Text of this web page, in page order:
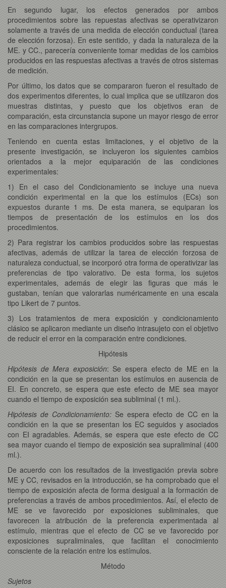
En segundo lugar, los efectos generados por ambos
procedimientos sobre las repuestas afectivas se operativizaron
solamente a través de una medida de elección conductual (tarea
de elección forzosa). En este sentido, y dada la naturaleza de la
ME. y CC., parecería conveniente tomar medidas de los cambios
producidos en las respuestas afectivas a través de otros sistemas
de medición.
Por último, los datos que se compararon fueron el resultado de
dos experimentos diferentes, lo cual implica que se utilizaron dos
muestras distintas, y puesto que los objetivos eran de
comparación, esta circunstancia supone un mayor riesgo de error
en las comparaciones intergrupos.
Teniendo en cuenta estas limitaciones, y el objetivo de la
presente investigación, se incluyeron los siguientes cambios
orientados a la mejor equiparación de las condiciones
experimentales:
1) En el caso del Condicionamiento se incluye una nueva
condición experimental en la que los estímulos (ECs) son
expuestos durante 1 ms. De esta manera, se equiparan los
tiempos de presentación de los estímulos en los dos
procedimientos.
2) Para registrar los cambios producidos sobre las respuestas
afectivas, además de utilizar la tarea de elección forzosa de
naturaleza conductual, se incorporó otra forma de operativizar las
preferencias de tipo valorativo. De esta forma, los sujetos
experimentales, además de elegir las figuras que más le
gustaban, tenían que valorarlas numéricamente en una escala
tipo Likert de 7 puntos.
3) Los tratamientos de mera exposición y condicionamiento
clásico se aplicaron mediante un diseño intrasujeto con el objetivo
de reducir el error en la comparación entre condiciones.
Hipótesis
Hipótesis de Mera exposición: Se espera efecto de ME en la
condición en la que se presentan los estímulos en ausencia de
EI. En concreto, se espera que este efecto de ME sea mayor
cuando el tiempo de exposición sea subliminal (1 ml.).
Hipótesis de Condicionamiento: Se espera efecto de CC en la
condición en la que se presentan los EC seguidos y asociados
con EI agradables. Además, se espera que este efecto de CC
sea mayor cuando el tiempo de exposición sea supraliminal (400
ml.).
De acuerdo con los resultados de la investigación previa sobre
ME y CC, revisados en la introducción, se ha comprobado que el
tiempo de exposición afecta de forma desigual a la formación de
preferencias a través de ambos procedimientos. Así, el efecto de
ME se ve favorecido por exposiciones subliminales, que
favorecen la atribución de la preferencia experimentada al
estímulo, mientras que el efecto de CC se ve favorecido por
exposiciones supraliminales, que facilitan el conocimiento
consciente de la relación entre los estímulos.
Método
Sujetos